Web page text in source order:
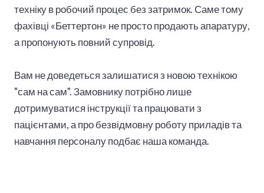
техніку в робочий процес без затримок. Саме тому
фахівці «Беттертон» не просто продають апаратуру,
а пропонують повний супровід.
Вам не доведеться залишатися з новою технікою
"сам на сам". Замовнику потрібно лише
дотримуватися інструкції та працювати з
пацієнтами, а про безвідмовну роботу приладів та
навчання персоналу подбає наша команда.